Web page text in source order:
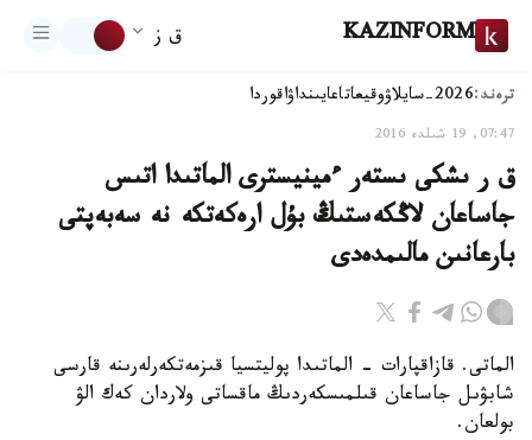
KAZINFORM ق ز
ترەند:2026-سايلاۋ وقيعاتاعايىنداۋاقوردا
07:47, 19 شىلدە 2016
ق ر ىشكى ىستەر ءمينيسترى الماتىدا اتىس
جاساعان لاڭكەستىڭ بۇل ارەكەتكە نە سەبەپتى
بارعانىن مالىمدەدى
الماتى. قازاقپارات - الماتىدا پوليتسيا قىزمەتكەرلەرىنە قارسى
شابۋىل جاساعان قىلمىسكەردىڭ ماقساتى ولاردان كەك الۋ
بولعان.